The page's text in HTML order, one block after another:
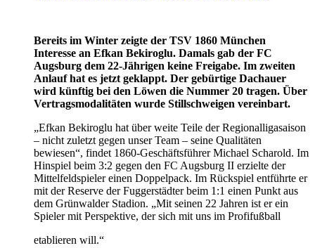
Bereits im Winter zeigte der TSV 1860 München
Interesse an Efkan Bekiroglu. Damals gab der FC
Augsburg dem 22-Jährigen keine Freigabe. Im zweiten
Anlauf hat es jetzt geklappt. Der gebürtige Dachauer
wird künftig bei den Löwen die Nummer 20 tragen. Über
Vertragsmodalitäten wurde Stillschweigen vereinbart.
„Efkan Bekiroglu hat über weite Teile der Regionalligasaison
– nicht zuletzt gegen unser Team – seine Qualitäten
bewiesen“, findet 1860-Geschäftsführer Michael Scharold. Im
Hinspiel beim 3:2 gegen den FC Augsburg II erzielte der
Mittel­feldspieler einen Doppelpack. Im Rückspiel entführte er
mit der Reserve der Fuggerstädter beim 1:1 einen Punkt aus
dem Grünwalder Stadion. „Mit seinen 22 Jahren ist er ein
Spieler mit Perspektive, der sich mit uns im Profifußball
etablieren will.“